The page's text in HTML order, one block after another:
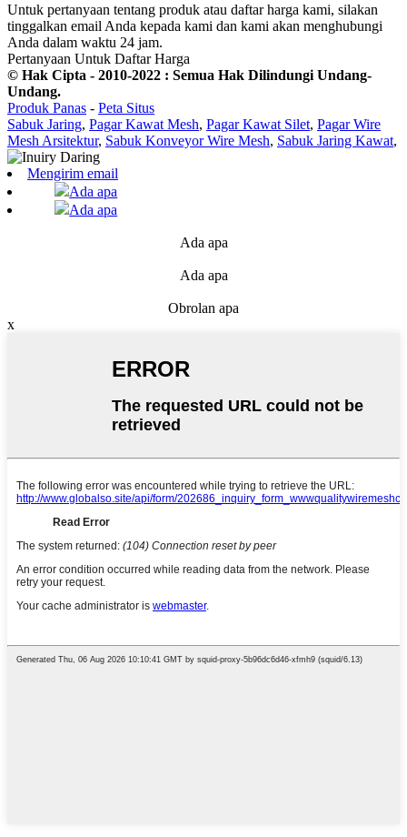
Untuk pertanyaan tentang produk atau daftar harga kami, silakan
tinggalkan email Anda kepada kami dan kami akan menghubungi
Anda dalam waktu 24 jam.
Pertanyaan Untuk Daftar Harga
© Hak Cipta - 2010-2022 : Semua Hak Dilindungi Undang-
Undang.
Produk Panas - Peta Situs
Sabuk Jaring, Pagar Kawat Mesh, Pagar Kawat Silet, Pagar Wire
Mesh Arsitektur, Sabuk Konveyor Wire Mesh, Sabuk Jaring Kawat,
Mengirim email
Ada apa
Ada apa
Ada apa
Ada apa
Obrolan apa
x